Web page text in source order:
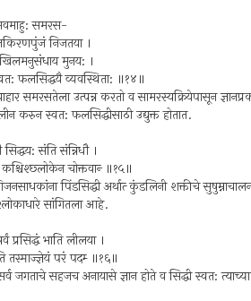
समरस-
निजतया ।
मुनय: ।
फलसिद्धयै व्यवस्थिता: ॥१४॥
समरसतेला उत्पन्न करतो व सामरस्यक्रियेपासून
करुन स्वत: फलसिद्धीसाठी उद्युक्त होतात.
संति संन्निधौ ।
कश्चिश्छ्‍लोकेन चोक्तवान्‍ ॥१५॥
पिंडसिद्धी अर्थात्‍ कुंडलिनी शक्तीचे
सांगितला आहे.
प्रसिद्धं भाति लीलया ।
तस्माज्ज्ञेयं परं पदम्‍ ॥१६॥
जगताचे सहजच अनायासे ज्ञान होते व सिद्धी स्वत: